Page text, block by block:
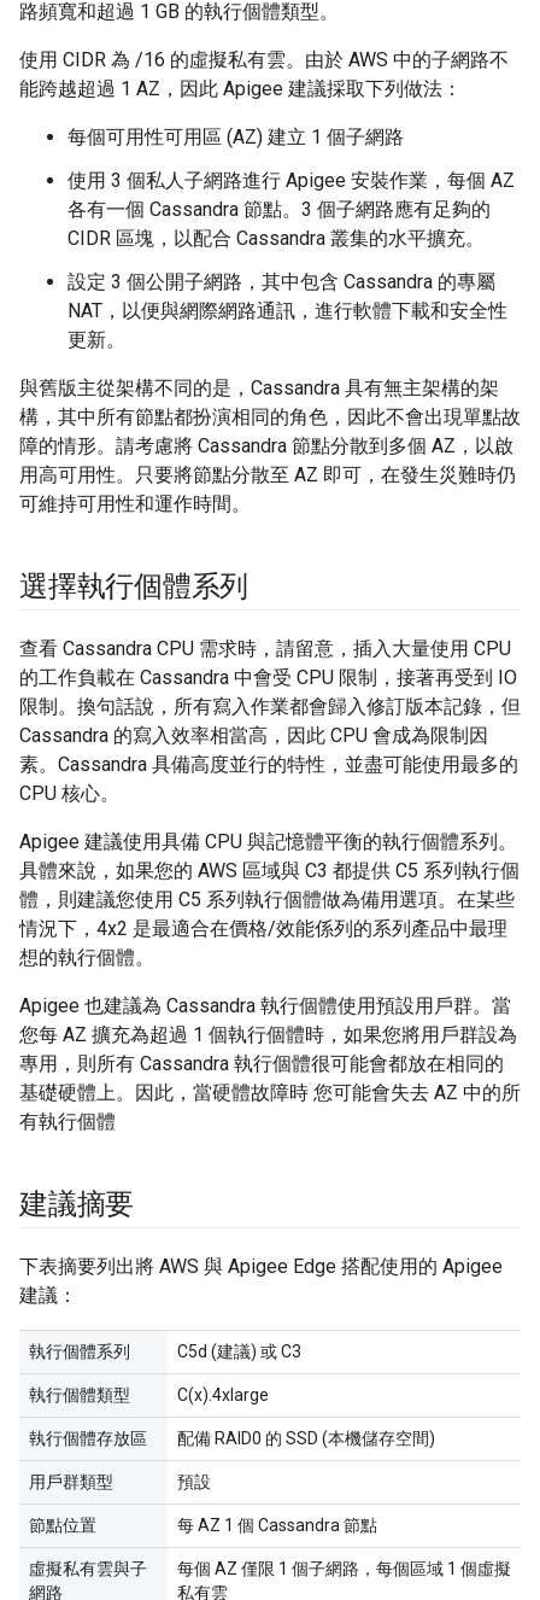
路頻寬和超過 1 GB 的執行個體類型。
使用 CIDR 為 /16 的虛擬私有雲。由於 AWS 中的子網路不
能跨越超過 1 AZ，因此 Apigee 建議採取下列做法：
每個可用性可用區 (AZ) 建立 1 個子網路
使用 3 個私人子網路進行 Apigee 安裝作業，每個 AZ
各有一個 Cassandra 節點。3 個子網路應有足夠的
CIDR 區塊，以配合 Cassandra 叢集的水平擴充。
設定 3 個公開子網路，其中包含 Cassandra 的專屬
NAT，以便與網際網路通訊，進行軟體下載和安全性
更新。
與舊版主從架構不同的是，Cassandra 具有無主架構的架
構，其中所有節點都扮演相同的角色，因此不會出現單點故
障的情形。請考慮將 Cassandra 節點分散到多個 AZ，以啟
用高可用性。只要將節點分散至 AZ 即可，在發生災難時仍
可維持可用性和運作時間。
選擇執行個體系列
查看 Cassandra CPU 需求時，請留意，插入大量使用 CPU
的工作負載在 Cassandra 中會受 CPU 限制，接著再受到 IO
限制。換句話說，所有寫入作業都會歸入修訂版本記錄，但
Cassandra 的寫入效率相當高，因此 CPU 會成為限制因
素。Cassandra 具備高度並行的特性，並盡可能使用最多的
CPU 核心。
Apigee 建議使用具備 CPU 與記憶體平衡的執行個體系列。
具體來說，如果您的 AWS 區域與 C3 都提供 C5 系列執行個
體，則建議您使用 C5 系列執行個體做為備用選項。在某些
情況下，4x2 是最適合在價格/效能係列的系列產品中最理
想的執行個體。
Apigee 也建議為 Cassandra 執行個體使用預設用戶群。當
您每 AZ 擴充為超過 1 個執行個體時，如果您將用戶群設為
專用，則所有 Cassandra 執行個體很可能會都放在相同的
基礎硬體上。因此，當硬體故障時 您可能會失去 AZ 中的所
有執行個體
建議摘要
下表摘要列出將 AWS 與 Apigee Edge 搭配使用的 Apigee
建議：
執行個體系列 C5d (建議) 或 C3
執行個體類型 C(x).4xlarge
執行個體存放區 配備 RAID0 的 SSD (本機儲存空間)
用戶群類型 預設
節點位置 每 AZ 1 個 Cassandra 節點
虛擬私有雲與子
網路
每個 AZ 僅限 1 個子網路，每個區域 1 個虛擬
私有雲